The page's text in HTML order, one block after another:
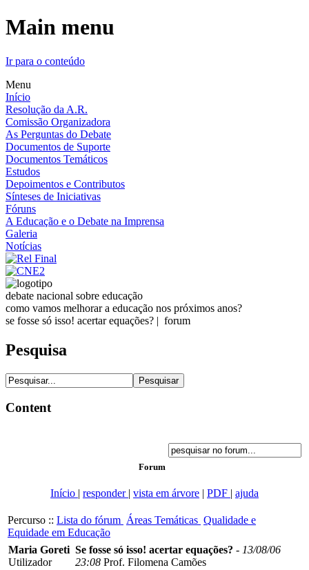
Main menu
Ir para o conteúdo
Menu
Início
Resolução da A.R.
Comissão Organizadora
As Perguntas do Debate
Documentos de Suporte
Documentos Temáticos
Estudos
Depoimentos e Contributos
Sínteses de Iniciativas
Fóruns
A Educação e o Debate na Imprensa
Galeria
Notícias
debate nacional sobre educação
como vamos melhorar a educação nos próximos anos?
se fosse só isso! acertar equações? | forum
Pesquisa
Content
Forum
Início | responder | vista em árvore | PDF | ajuda
Percurso :: Lista do fórum Áreas Temáticas Qualidade e
Equidade em Educação
Maria Goreti
Utilizador
Se fosse só isso! acertar equações? - 13/08/06
23:08 Prof. Filomena Camões